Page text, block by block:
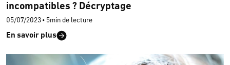
incompatibles ? Décryptage
05/07/2023 • 5min de lecture
En savoir plus